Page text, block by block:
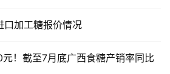
口加工糖报价情况
！截至7月底广西食糖产销率同比